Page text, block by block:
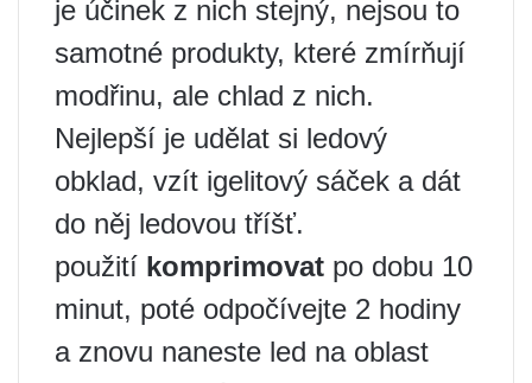
je účinek z nich stejný, nejsou to
samotné produkty, které zmírňují
modřinu, ale chlad z nich.
Nejlepší je udělat si ledový
obklad, vzít igelitový sáček a dát
do něj ledovou tříšť.
použití komprimovat po dobu 10
minut, poté odpočívejte 2 hodiny
a znovu naneste led na oblast